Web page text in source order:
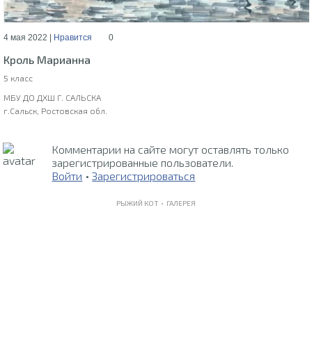
4 мая 2022 | Нравится 0
Кроль Марианна
5 класс
МБУ ДО ДХШ Г. САЛЬСКА
г.Сальск, Ростовская обл.
Комментарии на сайте могут оставлять только
зарегистрированные пользователи.
Войти •Зарегистрироваться
РЫЖИЙ КОТ • ГАЛЕРЕЯ